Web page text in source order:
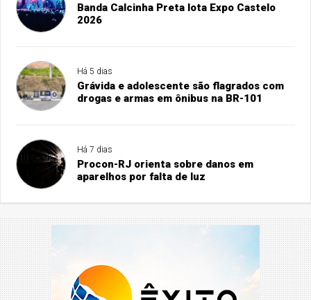
Banda Calcinha Preta lota Expo Castelo
2026
Há 5 dias
Grávida e adolescente são flagrados com
drogas e armas em ônibus na BR-101
Há 7 dias
Procon-RJ orienta sobre danos em
aparelhos por falta de luz